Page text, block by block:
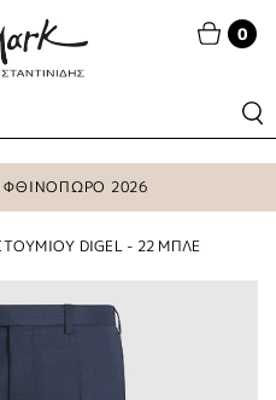
0
ΦΘΙΝΟΠΩΡΟ 2026
DIGEL - 22 ΜΠΛΕ